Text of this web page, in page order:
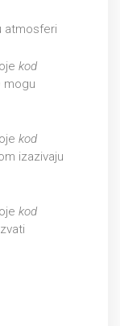
atmosferi
kod
mogu
kod
izazivaju
kod